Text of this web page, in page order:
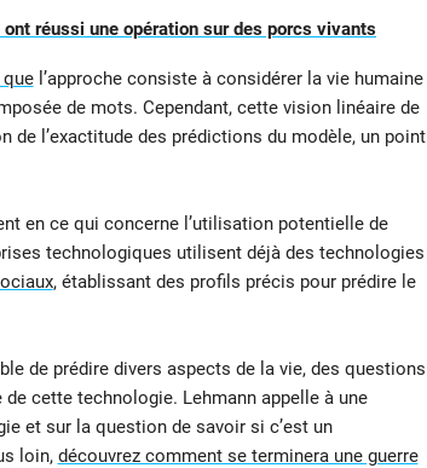
réussi une opération sur des porcs vivants
l’approche consiste à considérer la vie humaine
de mots. Cependant, cette vision linéaire de
de l’exactitude des prédictions du modèle, un point
en ce qui concerne l’utilisation potentielle de
technologiques utilisent déjà des technologies
, établissant des profils précis pour prédire le
de prédire divers aspects de la vie, des questions
cette technologie. Lehmann appelle à une
et sur la question de savoir si c’est un
loin, découvrez comment se terminera une guerre